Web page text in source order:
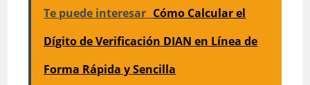
Te puede interesar Cómo Calcular el
Dígito de Verificación DIAN en Línea de
Forma Rápida y Sencilla